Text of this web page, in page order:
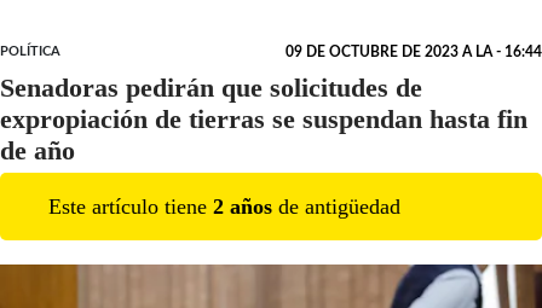
POLÍTICA 09 DE OCTUBRE DE 2023 A LA - 16:44
Senadoras pedirán que solicitudes de
expropiación de tierras se suspendan hasta fin
de año
Este artículo tiene 2 años de antigüedad